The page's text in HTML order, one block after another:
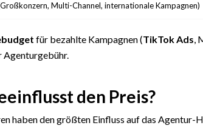
Multi-Channel, internationale Kampagnen)
für bezahlte Kampagnen (TikTok Ads,
Agenturgebühr.
den Preis?
haben den größten Einfluss auf das Agentur-